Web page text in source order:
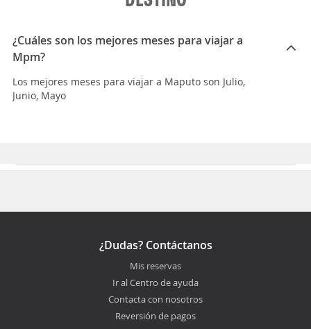
¿Cuáles son los mejores meses para viajar a
Mpm?
Los mejores meses para viajar a Maputo son Julio,
Junio, Mayo
¿Dudas? Contáctanos
Mis reservas
Ir al Centro de ayuda
Contacta con nosotros
Reversión de pagos